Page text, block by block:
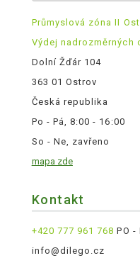
Průmyslová zóna II
Výdej nadrozměrných
Dolní Žďár 104
363 01 Ostrov
Česká republika
Po - Pá, 8:00 - 16:00
So - Ne, zavřeno
mapa zde
Kontakt
+420 777 961 768 PO -
info@dilego.cz